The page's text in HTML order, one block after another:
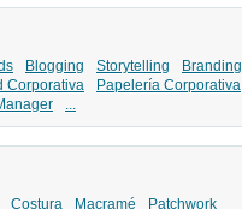
Blogging Storytelling
Branding
Corporativa
Papelería Corporativa
...
Costura Macramé
Patchwork